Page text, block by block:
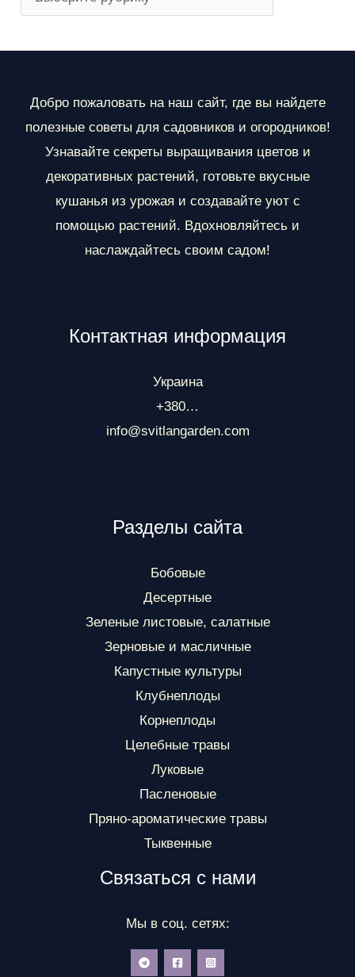
а
л
Добро пожаловать на наш сайт, где вы найдете
полезные советы для садовников и огородников!
Узнавайте секреты выращивания цветов и
декоративных растений, готовьте вкусные
кушанья из урожая и создавайте уют с
помощью растений. Вдохновляйтесь и
наслаждайтесь своим садом!
Контактная информация
Украина
+380…
info@svitlangarden.com
Разделы сайта
Бобовые
Десертные
Зеленые листовые, салатные
Зерновые и масличные
Капустные культуры
Клубнеплоды
Корнеплоды
Целебные травы
Луковые
Пасленовые
Пряно-ароматические травы
Тыквенные
Связаться с нами
Мы в соц. сетях: